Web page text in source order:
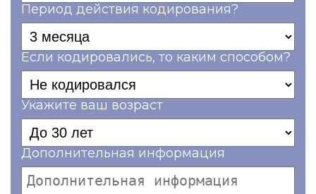
Период действия кодирования?
Если кодировались, то каким способом?
Укажите ваш возраст
Дополнительная информация